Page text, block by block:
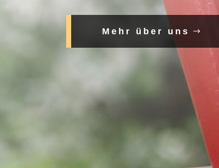
Mehr über uns